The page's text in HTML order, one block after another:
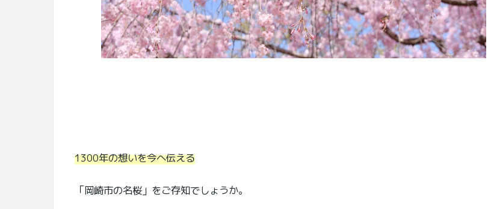
1300年の想いを今へ伝える
「岡崎市の名桜」をご存知でしょうか。